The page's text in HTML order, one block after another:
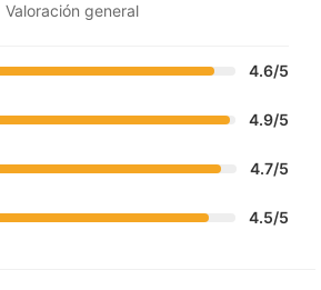
Valoración general
4.6/5
4.9/5
4.7/5
4.5/5